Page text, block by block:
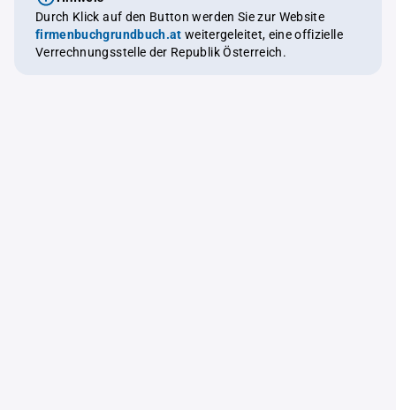
Durch Klick auf den Button werden Sie zur Website
firmenbuchgrundbuch.at weitergeleitet, eine offizielle
Verrechnungsstelle der Republik Österreich.